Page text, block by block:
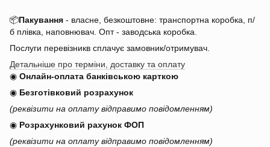
📦Пакування - власне, безкоштовне: транспортна коробка, п/
б плівка, наповнювач. Опт - заводська коробка.
Послуги перевізникв сплачує замовник/отримувач.
Детальніше про терміни, доставку та оплату
◉ Онлайн-оплата банківською карткою
◉ Безготівковий розрахунок
(реквізити на оплату відправимо повідомленням)
◉ Розрахунковий рахунок ФОП
(реквізити на оплату відправимо повідомленням)